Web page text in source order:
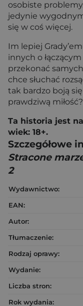
osobiste
jedynie
się w coś więcej.
Im lepiej
innych o
przekonać
chce słuchać
tak bardzo boją
prawdziwą miłość?
Ta historia jest
wiek: 18+.
Szczegółowe
Stracone
2
Wydawnictwo:
EAN:
Autor:
Tłumaczenie:
Rodzaj oprawy:
Wydanie:
Liczba stron:
Rok wydania: